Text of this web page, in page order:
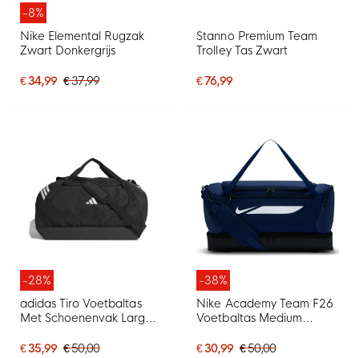
-8%
Nike Elemental Rugzak
Zwart Donkergrijs
€ 34,99 € 37,99
Stanno Premium Team
Trolley Tas Zwart
€ 76,99
-28%
adidas Tiro Voetbaltas
Met Schoenenvak Large
€ 35,99 € 50,00
-38%
Nike Academy Team F26
Voetbaltas Medium
Donkerblauw Zwart
€ 30,99 € 50,00